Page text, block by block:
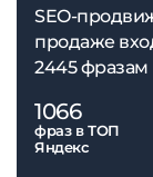
SEO-
продаже
2445 фразам
1066
фраз в ТОП
Яндекс